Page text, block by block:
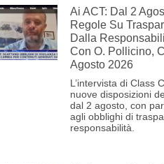
Ai ACT: Dal 2
Regole Su
Dalla
Con O. Pollicino,
Agosto 2026
L’intervista di Class
nuove disposizioni
dal 2 agosto, con
agli obblighi di
responsabilità.